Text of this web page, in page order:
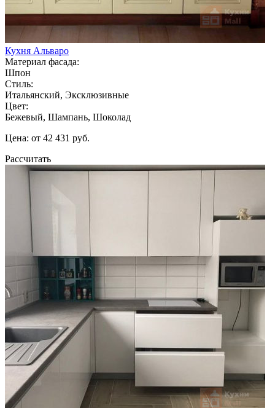
Кухня Альваро
Материал фасада:
Шпон
Стиль:
Итальянский, Эксклюзивные
Цвет:
Бежевый, Шампань, Шоколад
Цена: от 42 431 руб.
Рассчитать